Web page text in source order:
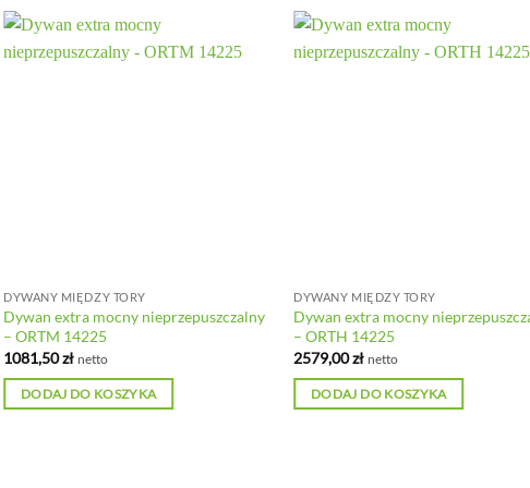
DYWANY MIĘDZY TORY
Dywan extra mocny nieprzepuszczalny
– ORTM 14225
1081,50zł netto
DODAJ DO KOSZYKA
DYWANY MIĘDZY TORY
Dywan extra mocny
– ORTH 14225
2579,00zł netto
DODAJ DO KOSZYKA